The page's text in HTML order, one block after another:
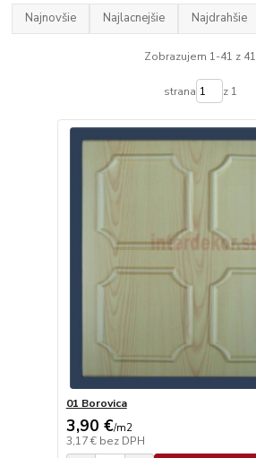
Najnovšie Najlacnejšie Najdrahšie
Zobrazujem 1-41 z 41
strana z 1
01 Borovica
3,90 €/m2
3,17 € bez DPH